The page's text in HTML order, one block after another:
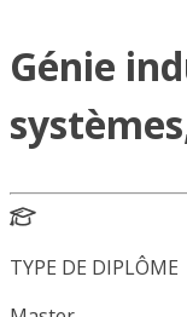
Génie
TYPE DE DIPLÔME